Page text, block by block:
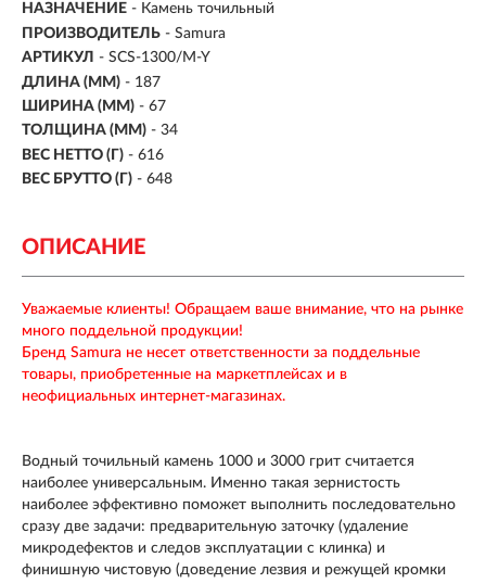
НАЗНАЧЕНИЕ - Камень точильный
ПРОИЗВОДИТЕЛЬ - Samura
АРТИКУЛ - SCS-1300/M-Y
ДЛИНА (ММ) - 187
ШИРИНА (ММ) - 67
ТОЛЩИНА (ММ) - 34
ВЕС НЕТТО (Г) - 616
ВЕС БРУТТО (Г) - 648
ОПИСАНИЕ
Уважаемые клиенты! Обращаем ваше внимание, что на рынке
много поддельной продукции!
Бренд Samura не несет ответственности за поддельные
товары, приобретенные на маркетплейсах и в
неофициальных интернет-магазинах.
Водный точильный камень 1000 и 3000 грит считается
наиболее универсальным. Именно такая зернистость
наиболее эффективно поможет выполнить последовательно
сразу две задачи: предварительную заточку (удаление
микродефектов и следов эксплуатации с клинка) и
финишную чистовую (доведение лезвия и режущей кромки